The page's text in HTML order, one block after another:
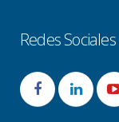
Redes Sociales